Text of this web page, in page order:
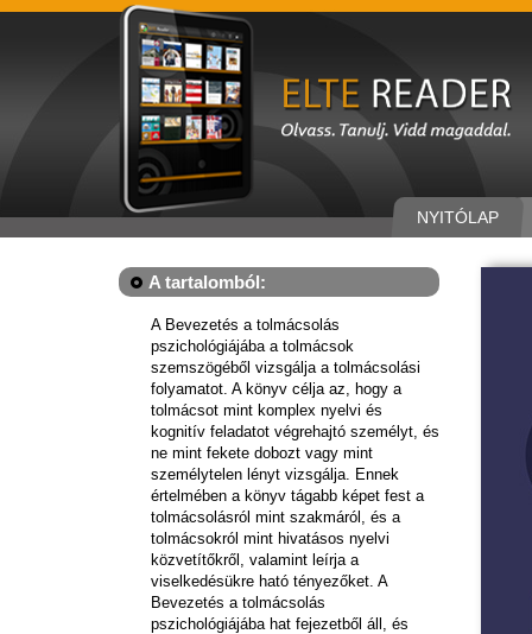
NYITÓLAP
A tartalomból:
A Bevezetés a tolmácsolás
pszichológiájába a tolmácsok
szemszögéből vizsgálja a tolmácsolási
folyamatot. A könyv célja az, hogy a
tolmácsot mint komplex nyelvi és
kognitív feladatot végrehajtó személyt, és
ne mint fekete dobozt vagy mint
személytelen lényt vizsgálja. Ennek
értelmében a könyv tágabb képet fest a
tolmácsolásról mint szakmáról, és a
tolmácsokról mint hivatásos nyelvi
közvetítőkről, valamint leírja a
viselkedésükre ható tényezőket. A
Bevezetés a tolmácsolás
pszichológiájába hat fejezetből áll, és